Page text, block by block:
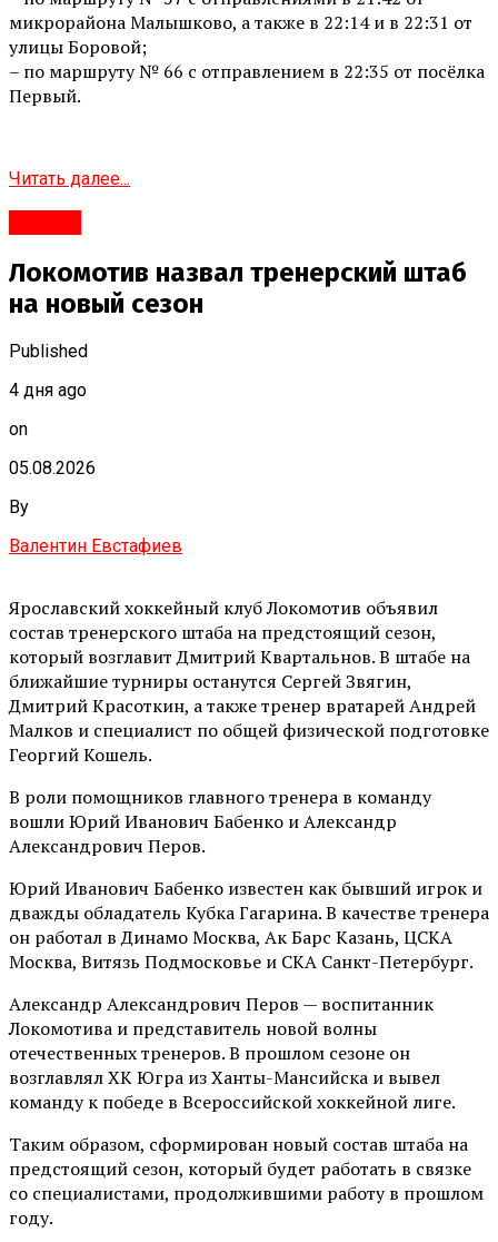
микрорайона Малышково, а также в 22:14 и в 22:31 от
улицы Боровой;
– по маршруту № 66 с отправлением в 22:35 от посёлка
Первый.
Читать далее...
Локомотив назвал тренерский штаб
на новый сезон
Published
4 дня ago
on
05.08.2026
By
Валентин Евстафиев
Ярославский хоккейный клуб Локомотив объявил
состав тренерского штаба на предстоящий сезон,
который возглавит Дмитрий Квартальнов. В штабе на
ближайшие турниры останутся Сергей Звягин,
Дмитрий Красоткин, а также тренер вратарей Андрей
Малков и специалист по общей физической подготовке
Георгий Кошель.
В роли помощников главного тренера в команду
вошли Юрий Иванович Бабенко и Александр
Александрович Перов.
Юрий Иванович Бабенко известен как бывший игрок и
дважды обладатель Кубка Гагарина. В качестве тренера
он работал в Динамо Москва, Ак Барс Казань, ЦСКА
Москва, Витязь Подмосковье и СКА Санкт-Петербург.
Александр Александрович Перов — воспитанник
Локомотива и представитель новой волны
отечественных тренеров. В прошлом сезоне он
возглавлял ХК Югра из Ханты-Мансийска и вывел
команду к победе в Всероссийской хоккейной лиге.
Таким образом, сформирован новый состав штаба на
предстоящий сезон, который будет работать в связке
со специалистами, продолжившими работу в прошлом
году.